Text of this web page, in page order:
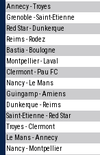
Annecy - Troyes
Grenoble - Saint-Etienne
Red Star - Dunkerque
Reims - Rodez
Bastia - Boulogne
Montpellier - Laval
Clermont - Pau FC
Nancy - Le Mans
Guingamp - Amiens
Dunkerque - Reims
Saint-Etienne - Red Star
Troyes - Clermont
Le Mans - Annecy
Nancy - Montpellier